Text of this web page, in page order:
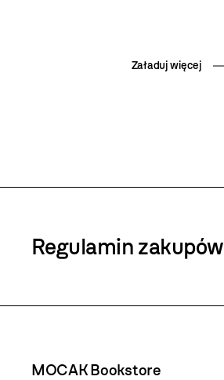
Załaduj więcej
Regulamin zakupów
MOCAK Bookstore